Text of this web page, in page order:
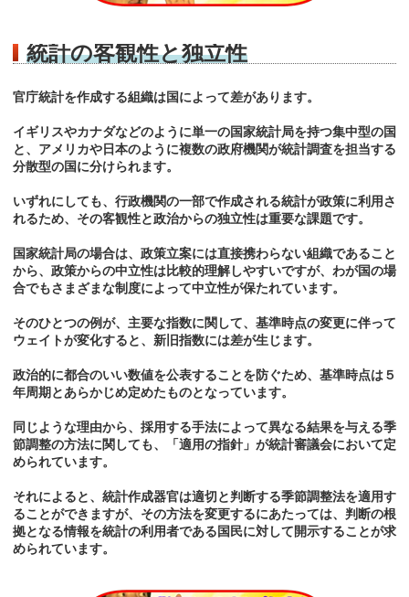
統計の客観性と独立性
官庁統計を作成する組織は国によって差があります。
イギリスやカナダなどのように単一の国家統計局を持つ集中型の国
と、アメリカや日本のように複数の政府機関が統計調査を担当する
分散型の国に分けられます。
いずれにしても、行政機関の一部で作成される統計が政策に利用さ
れるため、その客観性と政治からの独立性は重要な課題です。
国家統計局の場合は、政策立案には直接携わらない組織であること
から、政策からの中立性は比較的理解しやすいですが、わが国の場
合でもさまざまな制度によって中立性が保たれています。
そのひとつの例が、主要な指数に関して、基準時点の変更に伴って
ウェイトが変化すると、新旧指数には差が生じます。
政治的に都合のいい数値を公表することを防ぐため、基準時点は５
年周期とあらかじめ定めたものとなっています。
同じような理由から、採用する手法によって異なる結果を与える季
節調整の方法に関しても、「適用の指針」が統計審議会において定
められています。
それによると、統計作成器官は適切と判断する季節調整法を適用す
ることができますが、その方法を変更するにあたっては、判断の根
拠となる情報を統計の利用者である国民に対して開示することが求
められています。